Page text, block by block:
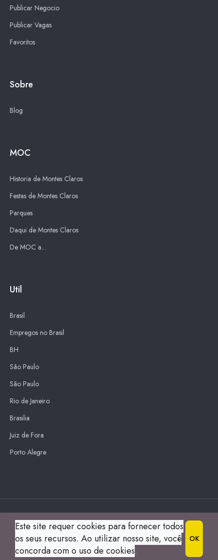
Publicar Negocio
Publicar Vagas
Favoritos
Sobre
Blog
MOC
Historia de Montes Claros
Festas de Montes Claros
Parques
Daqui de Montes Claros
De MOC a...
Util
Brasil
Empregos no Brasil
BH
São Paulo
São Paulo
Rio de Janeiro
Brasilia
Juiz de Fora
Porto Alegre
© 2004 Guia Montes Claros All Right Reserved.
Blue Sky s
Este site requer cookies para fornecer todos
os seus recursos. Ao utilizar nosso site, você
concorda com o uso de cookies.
OK